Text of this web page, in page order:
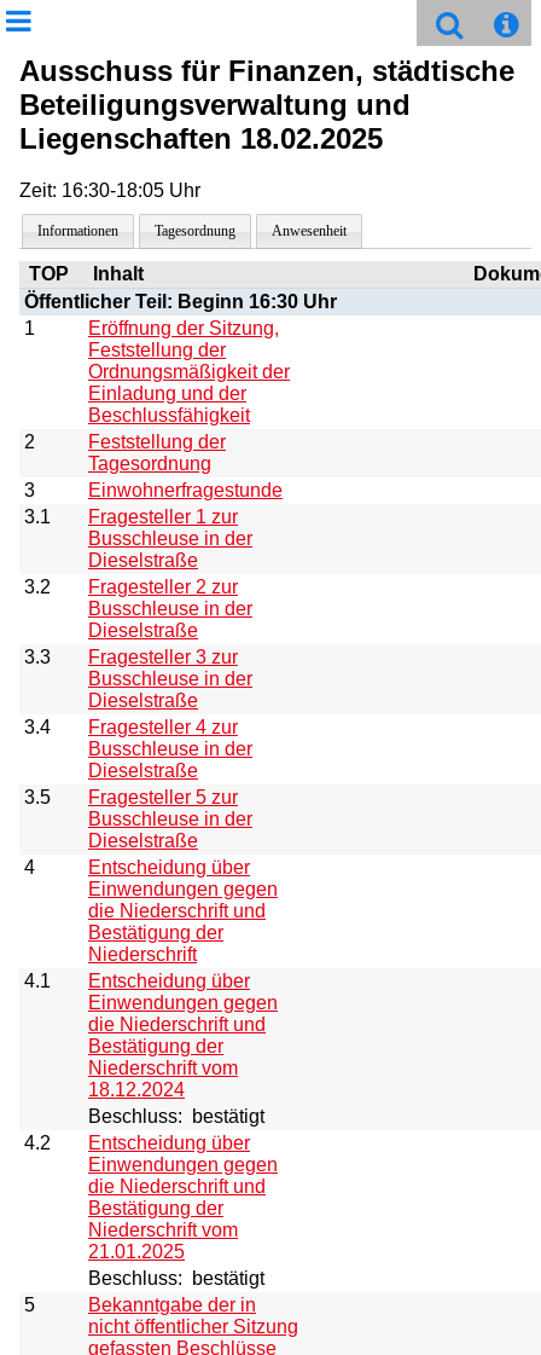
Ausschuss für Finanzen, städtische
Beteiligungsverwaltung und
Liegenschaften 18.02.2025
Zeit: 16:30-18:05 Uhr
Informationen Tagesordnung Anwesenheit
TOP Inhalt
Öffentlicher Teil: Beginn 16:30 Uhr
1
Eröffnung der Sitzung,
Feststellung der
Ordnungsmäßigkeit der
Einladung und der
Beschlussfähigkeit
2
Feststellung der
Tagesordnung
3
Einwohnerfragestunde
3.1
Fragesteller 1 zur
Busschleuse in der
Dieselstraße
3.2
Fragesteller 2 zur
Busschleuse in der
Dieselstraße
3.3
Fragesteller 3 zur
Busschleuse in der
Dieselstraße
3.4
Fragesteller 4 zur
Busschleuse in der
Dieselstraße
3.5
Fragesteller 5 zur
Busschleuse in der
Dieselstraße
4
Entscheidung über
Einwendungen gegen
die Niederschrift und
Bestätigung der
Niederschrift
4.1
Entscheidung über
Einwendungen gegen
die Niederschrift und
Bestätigung der
Niederschrift vom
18.12.2024
Beschluss:
bestätigt
4.2
Entscheidung über
Einwendungen gegen
die Niederschrift und
Bestätigung der
Niederschrift vom
21.01.2025
Beschluss:
bestätigt
5
Bekanntgabe der in
nicht öffentlicher Sitzung
gefassten Beschlüsse